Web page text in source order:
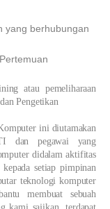
yang berhubungan
atau pemeliharaan
Pengetikan
ini diutamakan
dan pegawai yang
didalam aktifitas
setiap pimpinan
teknologi komputer
membuat sebuah